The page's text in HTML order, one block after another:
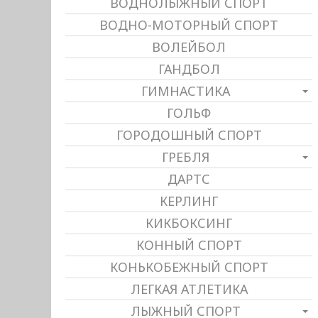
ВОДНО-МОТОРНЫЙ СПОРТ
ВОЛЕЙБОЛ
ГАНДБОЛ
ГИМНАСТИКА
ГОЛЬФ
ГОРОДОШНЫЙ СПОРТ
ГРЕБЛЯ
ДАРТС
КЕРЛИНГ
КИКБОКСИНГ
КОННЫЙ СПОРТ
КОНЬКОБЕЖНЫЙ СПОРТ
ЛЕГКАЯ АТЛЕТИКА
ЛЫЖНЫЙ СПОРТ